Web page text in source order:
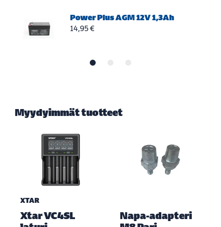
Power Plus AGM 12V 1,3Ah
14,95 €
Myydyimmät tuotteet
XTAR
Xtar VC4SL
Napa-adapteri